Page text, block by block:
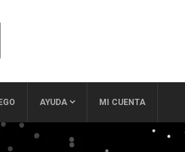
AYUDA MI CUENTA